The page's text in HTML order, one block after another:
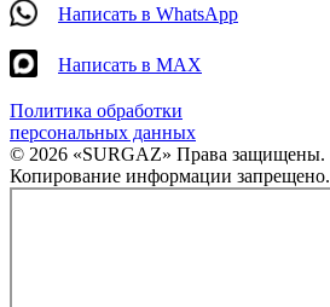
Написать в WhatsApp
Написать в MAX
Политика обработки
персональных данных
© 2026 «SURGAZ» Права защищены.
Копирование информации запрещено.